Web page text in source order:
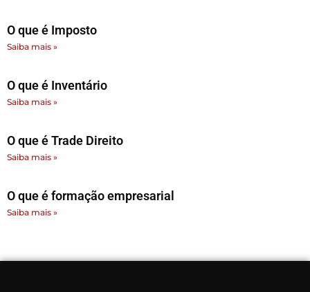
O que é Imposto
Saiba mais »
O que é Inventário
Saiba mais »
O que é Trade Direito
Saiba mais »
O que é formação empresarial
Saiba mais »